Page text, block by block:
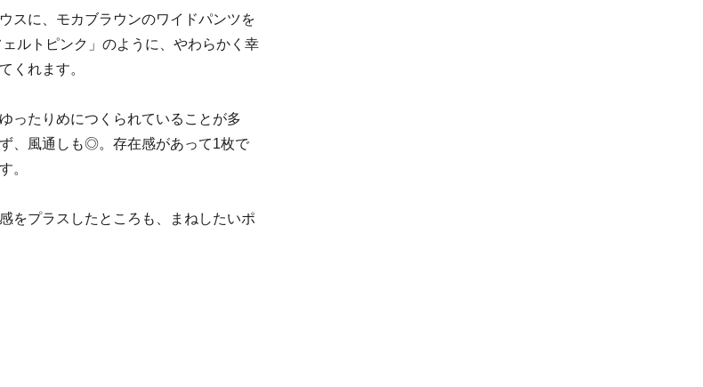
スに、モカブラウンのワイドパンツを
ルトピンク」のように、やわらかく幸
くれます。
ったりめにつくられていることが多
、風通しも◎。存在感があって1枚で
。
をプラスしたところも、まねしたいポ